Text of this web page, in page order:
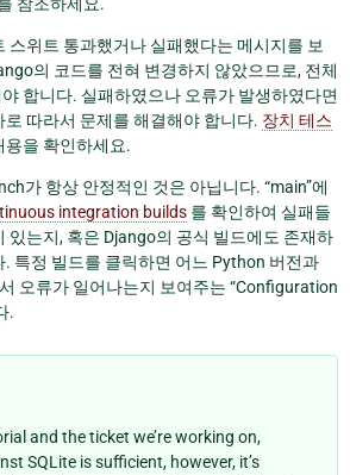
스위트 통과했거나 실패했다는 메시지를 보
의 코드를 전혀 변경하지 않았으므로, 전체
합니다. 실패하였으나 오류가 발생하였다면
따라서 문제를 해결해야 합니다. 장치 테스
용을 확인하세요.
가 항상 안정적인 것은 아닙니다. “main”에
integration builds 를 확인하여 실패들
있는지, 혹은 Django의 공식 빌드에도 존재하
. 특정 빌드를 클릭하면 어느 Python 버전과
오류가 일어나는지 보여주는 “Configuration
.
and the ticket we’re working on,
SQLite is sufficient, however, it’s